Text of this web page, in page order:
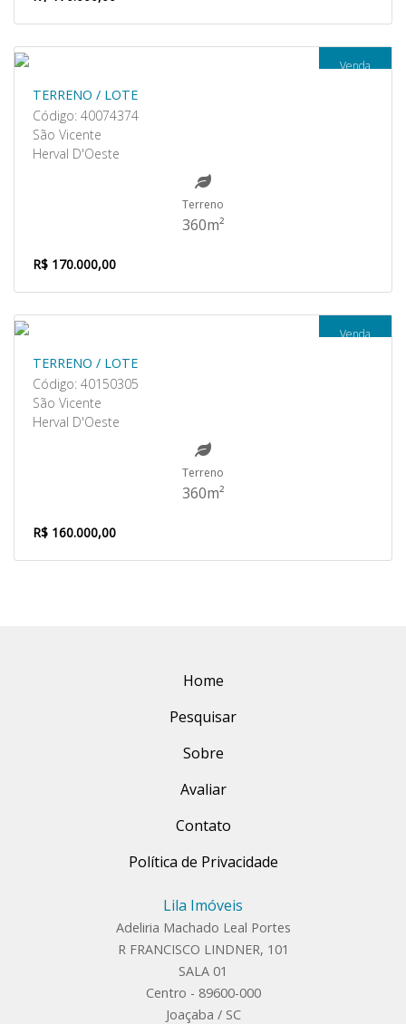
Venda
TERRENO / LOTE
Código: 40074374
São Vicente
Herval D'Oeste
Terreno
360m²
R$ 170.000,00
Venda
TERRENO / LOTE
Código: 40150305
São Vicente
Herval D'Oeste
Terreno
360m²
R$ 160.000,00
Home
Pesquisar
Sobre
Avaliar
Contato
Política de Privacidade
Lila Imóveis
Adeliria Machado Leal Portes
R FRANCISCO LINDNER, 101
SALA 01
Centro - 89600-000
Joaçaba / SC